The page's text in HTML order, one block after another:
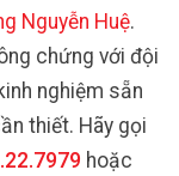
Nguyễn Huệ.
chứng với đội
nghiệm sẵn
thiết. Hãy gọi
hoặc